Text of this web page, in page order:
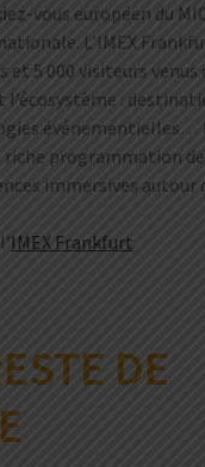
vous européen du
L’IMEX
et 5 000 visiteurs venus
l’écosystème :
événementielles…
riche programmation
immersives autour
IMEX Frankfurt
DE